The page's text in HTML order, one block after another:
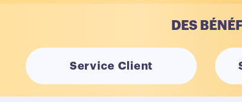
DES
Service Client